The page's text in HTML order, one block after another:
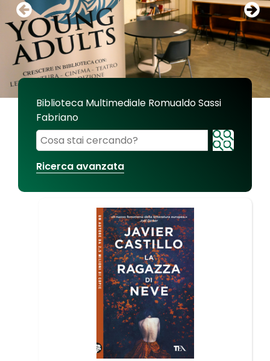
Biblioteca Multimediale Romualdo Sassi
Fabriano
Cerca su "Biblioteca Multimediale Romualdo
Ricerca avanzata